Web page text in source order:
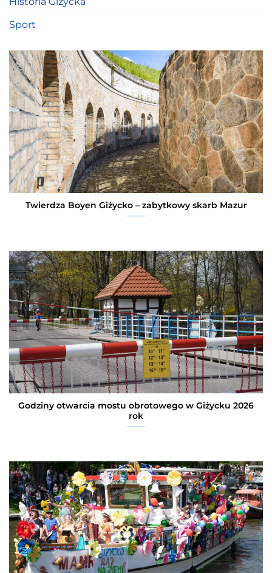
Sport
Twierdza Boyen Giżycko – zabytkowy skarb Mazur
Godziny otwarcia mostu obrotowego w Giżycku 2026
rok